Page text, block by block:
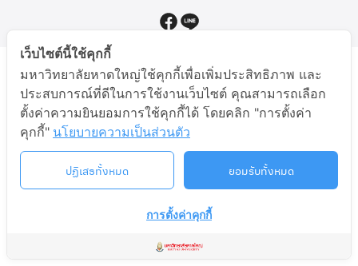
เว็บไซต์นี้ใช้คุกกี้
มหาวิทยาลัยหาดใหญ่ใช้คุกกี้เพื่อเพิ่มประสิทธิภาพ และ
ประสบการณ์ที่ดีในการใช้งานเว็บไซต์ คุณสามารถเลือก
ตั้งค่าความยินยอมการใช้คุกกี้ได้ โดยคลิก "การตั้งค่า
คุกกี้" นโยบายความเป็นส่วนตัว
ปฏิเสธทั้งหมด ยอมรับทั้งหมด
การตั้งค่าคุกกี้